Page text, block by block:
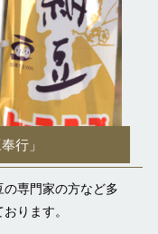
行」
専門家の方など多
ります。